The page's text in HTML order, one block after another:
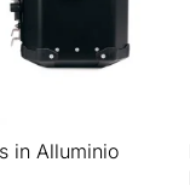
in Alluminio